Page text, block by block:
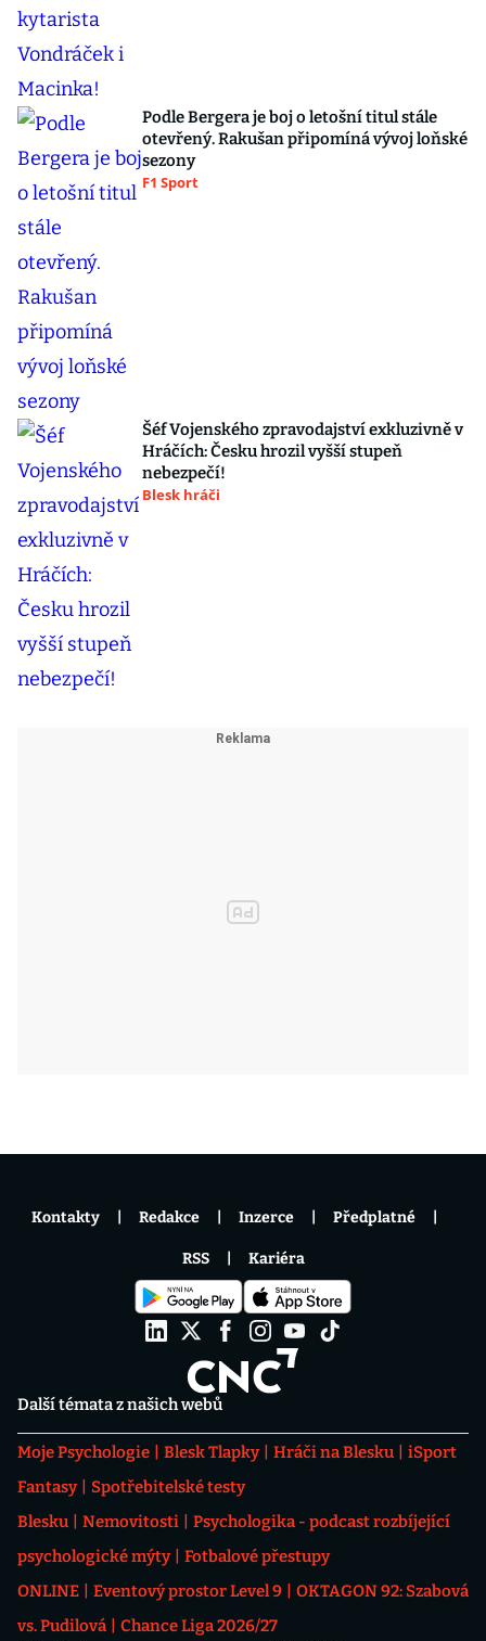
Podle Bergera je boj o letošní titul stále
otevřený. Rakušan připomíná vývoj loňské
sezony
F1 Sport
Šéf Vojenského zpravodajství exkluzivně v
Hráčích: Česku hrozil vyšší stupeň
nebezpečí!
Blesk hráči
Další témata z našich webů
Moje Psychologie Blesk Tlapky Hráči na Blesku
iSport
Fantasy
Spotřebitelské testy
Blesku
Nemovitosti
Psychologika - podcast rozbíjející
psychologické mýty
Fotbalové přestupy
ONLINE
Eventový prostor Level 9
OKTAGON 92: Szabová
vs. Pudilová
Chance Liga 2026/27
Kontakty Redakce Inzerce Předplatné
RSS Kariéra